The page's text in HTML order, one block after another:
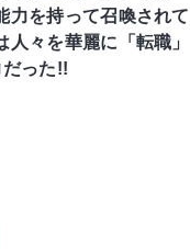
力を持って召喚されて
々を華麗に「転職」
った!!